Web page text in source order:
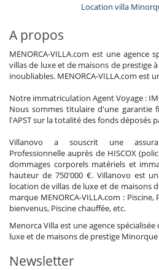
Location villa
A propos
MENORCA-VILLA.com est une agence
villas de luxe et de maisons de prestige
inoubliables. MENORCA-VILLA.com est
Notre immatriculation Agent Voyage :
Nous sommes titulaire d'une garantie
l'APST sur la totalité des fonds déposés
Villanovo a souscrit une
Professionnelle auprès de HISCOX
dommages corporels matériels et
hauteur de 750'000 €. Villanovo est
location de villas de luxe et de maisons
marque MENORCA-VILLA.com :
bienvenus, Piscine chauffée, etc.
Menorca Villa est une agence
luxe et de maisons de prestige Minorque
Newsletter